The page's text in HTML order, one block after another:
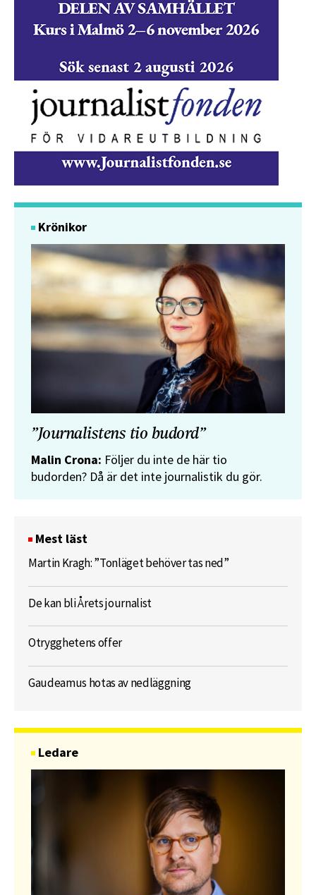
Krönikor
”Journalistens tio budord”
Malin Crona: Följer du inte de här tio
budorden? Då är det inte journalistik du gör.
Mest läst
Martin Kragh: ”Tonläget behöver tas ned”
De kan bli Årets journalist
Otrygghetens offer
Gaudeamus hotas av nedläggning
Ledare